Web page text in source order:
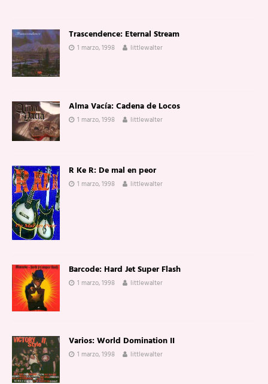
Trascendence: Eternal Stream
1 marzo, 1998 littlewalter
Alma Vacía: Cadena de Locos
1 marzo, 1998 littlewalter
R Ke R: De mal en peor
1 marzo, 1998 littlewalter
Barcode: Hard Jet Super Flash
1 marzo, 1998 littlewalter
Varios: World Domination II
1 marzo, 1998 littlewalter